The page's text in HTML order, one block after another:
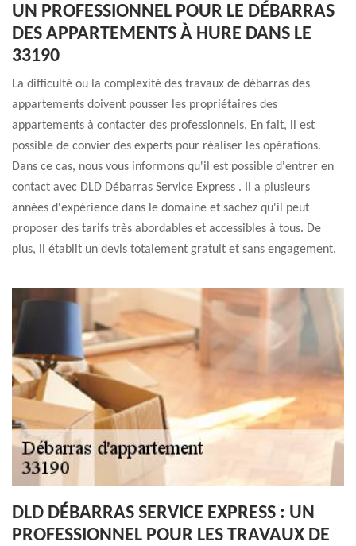
UN PROFESSIONNEL POUR LE DÉBARRAS
DES APPARTEMENTS À HURE DANS LE
33190
La difficulté ou la complexité des travaux de débarras des
appartements doivent pousser les propriétaires des
appartements à contacter des professionnels. En fait, il est
possible de convier des experts pour réaliser les opérations.
Dans ce cas, nous vous informons qu'il est possible d'entrer en
contact avec DLD Débarras Service Express . Il a plusieurs
années d'expérience dans le domaine et sachez qu'il peut
proposer des tarifs très abordables et accessibles à tous. De
plus, il établit un devis totalement gratuit et sans engagement.
DLD DÉBARRAS SERVICE EXPRESS : UN
PROFESSIONNEL POUR LES TRAVAUX DE